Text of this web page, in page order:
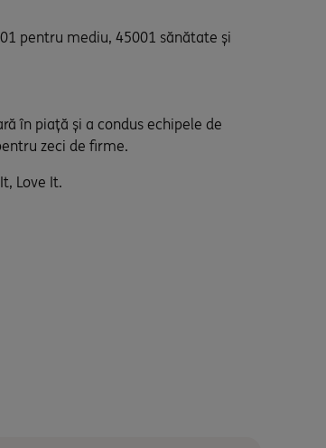
pentru mediu, 45001 sănătate și
în piață și a condus echipele de
zeci de firme.
Love It.